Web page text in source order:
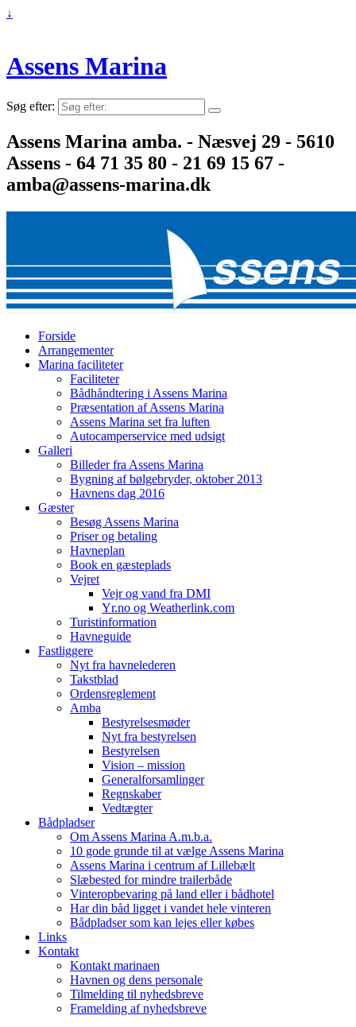
↓
Assens Marina
Søg efter:
Assens Marina amba. - Næsvej 29 - 5610
Assens - 64 71 35 80 - 21 69 15 67 -
amba@assens-marina.dk
Forside
Arrangementer
Marina faciliteter
Faciliteter
Bådhåndtering i Assens Marina
Præsentation af Assens Marina
Assens Marina set fra luften
Autocamperservice med udsigt
Galleri
Billeder fra Assens Marina
Bygning af bølgebryder, oktober 2013
Havnens dag 2016
Gæster
Besøg Assens Marina
Priser og betaling
Havneplan
Book en gæsteplads
Vejret
Vejr og vand fra DMI
Yr.no og Weatherlink.com
Turistinformation
Havneguide
Fastliggere
Nyt fra havnelederen
Takstblad
Ordensreglement
Amba
Bestyrelsesmøder
Nyt fra bestyrelsen
Bestyrelsen
Vision – mission
Generalforsamlinger
Regnskaber
Vedtægter
Bådpladser
Om Assens Marina A.m.b.a.
10 gode grunde til at vælge Assens Marina
Assens Marina i centrum af Lillebælt
Slæbested for mindre trailerbåde
Vinteropbevaring på land eller i bådhotel
Har din båd ligget i vandet hele vinteren
Bådpladser som kan lejes eller købes
Links
Kontakt
Kontakt marinaen
Havnen og dens personale
Tilmelding til nyhedsbreve
Framelding af nyhedsbreve